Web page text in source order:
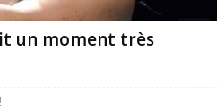
un moment très